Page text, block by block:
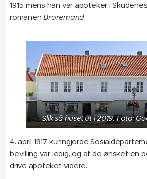
1915 mens han var apoteker i
romanenBroremand.
Slik så huset ut i 2019. Foto:
4. april 1917 kunngjorde
bevilling var ledig, og at de ønsket en
drive apoteket videre.